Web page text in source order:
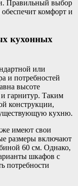
Правильный выбор
комфорт и
кухонных
или
и потребностей
высоте
гарнитур. Таким
конструкции,
кухню.
имеют свои
размеры включают
60 см. Однако,
шкафов с
потребности